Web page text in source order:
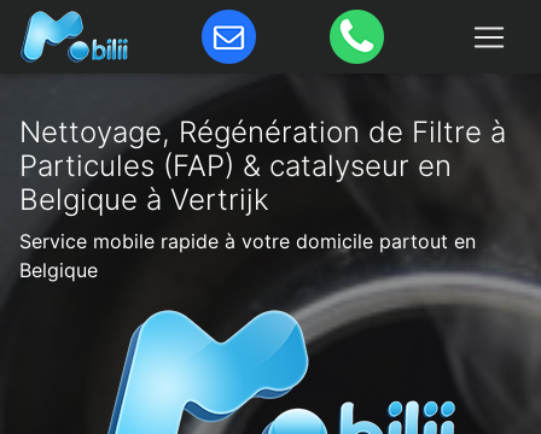
Nettoyage, Régénération de Filtre à
Particules (FAP) & catalyseur en
Belgique à Vertrijk
Service mobile rapide à votre domicile partout en
Belgique